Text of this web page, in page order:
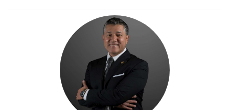
Impacto del Turismo en el Valor de las
Propiedades
El impacto del turismo en el valor de las propiedades se
puede observar claramente en varias ciudades clave de
Florida. A medida que más personas visitan y se enamoran del
estado, la demanda por viviendas aumenta, lo que eleva los